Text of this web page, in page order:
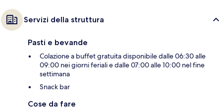
Servizi della struttura
Pasti e bevande
Colazione a buffet gratuita disponibile dalle 06:30 alle
09:00 nei giorni feriali e dalle 07:00 alle 10:00 nel fine
settimana
Snack bar
Cose da fare